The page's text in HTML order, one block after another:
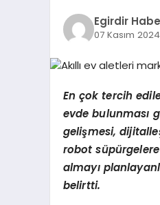
Egirdir
07 Kasım 2024
En çok tercih
evde bulunması
gelişmesi,
robot
almayı
belirtti.